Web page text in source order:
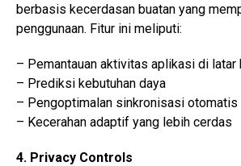
berbasis kecerdasan buatan yang
penggunaan. Fitur ini meliputi:
– Pemantauan aktivitas aplikasi di latar
– Prediksi kebutuhan daya
– Pengoptimalan sinkronisasi otomatis
– Kecerahan adaptif yang lebih cerdas
4. Privacy Controls